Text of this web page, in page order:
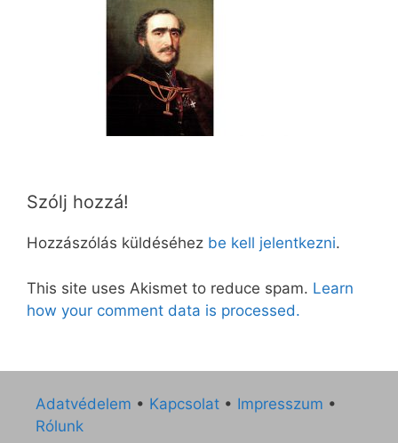
Szólj hozzá!
Hozzászólás küldéséhez be kell jelentkezni.
This site uses Akismet to reduce spam. Learn
how your comment data is processed.
Adatvédelem • Kapcsolat • Impresszum •
Rólunk